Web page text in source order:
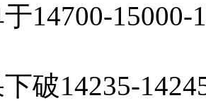
15000-
14235-